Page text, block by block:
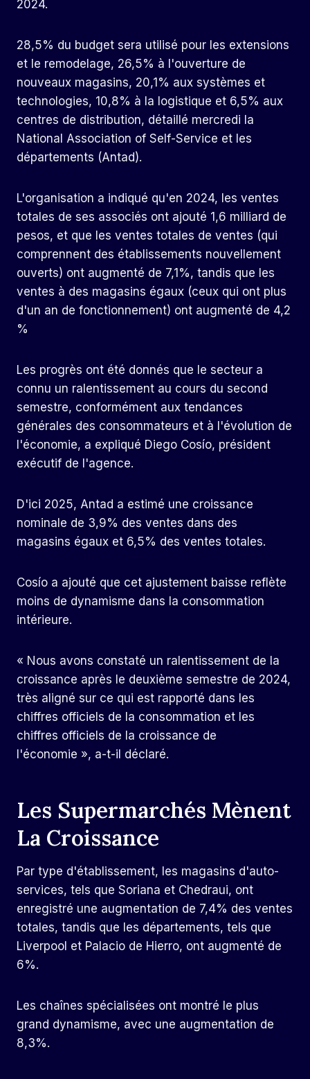
2024.
28,5% du budget sera utilisé pour les extensions
et le remodelage, 26,5% à l'ouverture de
nouveaux magasins, 20,1% aux systèmes et
technologies, 10,8% à la logistique et 6,5% aux
centres de distribution, détaillé mercredi la
National Association of Self-Service et les
départements (Antad).
L'organisation a indiqué qu'en 2024, les ventes
totales de ses associés ont ajouté 1,6 milliard de
pesos, et que les ventes totales de ventes (qui
comprennent des établissements nouvellement
ouverts) ont augmenté de 7,1%, tandis que les
ventes à des magasins égaux (ceux qui ont plus
d'un an de fonctionnement) ont augmenté de 4,2
%
Les progrès ont été donnés que le secteur a
connu un ralentissement au cours du second
semestre, conformément aux tendances
générales des consommateurs et à l'évolution de
l'économie, a expliqué Diego Cosío, président
exécutif de l'agence.
D'ici 2025, Antad a estimé une croissance
nominale de 3,9% des ventes dans des
magasins égaux et 6,5% des ventes totales.
Cosío a ajouté que cet ajustement baisse reflète
moins de dynamisme dans la consommation
intérieure.
« Nous avons constaté un ralentissement de la
croissance après le deuxième semestre de 2024,
très aligné sur ce qui est rapporté dans les
chiffres officiels de la consommation et les
chiffres officiels de la croissance de
l'économie », a-t-il déclaré.
Les Supermarchés Mènent
La Croissance
Par type d'établissement, les magasins d'auto-
services, tels que Soriana et Chedraui, ont
enregistré une augmentation de 7,4% des ventes
totales, tandis que les départements, tels que
Liverpool et Palacio de Hierro, ont augmenté de
6%.
Les chaînes spécialisées ont montré le plus
grand dynamisme, avec une augmentation de
8,3%.